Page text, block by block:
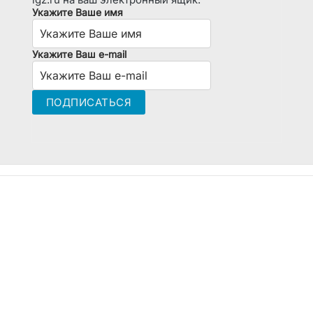
Укажите Ваше имя
Укажите Ваш e-mail